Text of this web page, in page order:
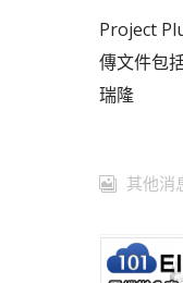
Project
傳文件包
瑞隆
其他消